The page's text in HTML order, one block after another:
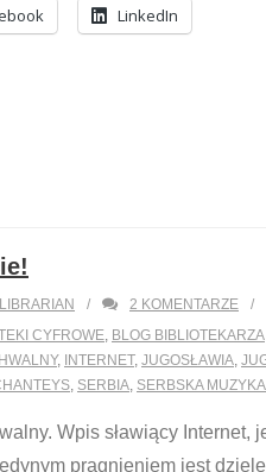
LinkedIn
2 KOMENTARZE
CYFROWE, BLOG BIBLIOTEKARZA
, INTERNET, JUGOSŁAWIA,
, SERBIA, SERBSKA MUZYKA
Wpis sławiący
pragnieniem jest